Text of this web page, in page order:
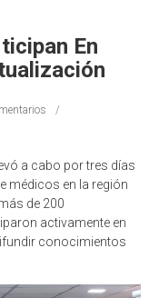
En
a cabo por tres días
médicos en la región
de 200
activamente en
conocimientos